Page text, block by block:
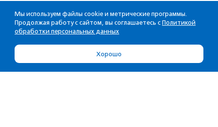
Мы используем файлы cookie и метрические программы.
Продолжая работу с сайтом, вы соглашаетесь с Политикой
обработки персональных данных
Хорошо